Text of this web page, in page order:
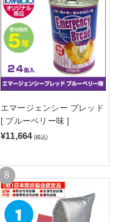
エマージェンシー ブレッド
[ ブルーベリー味 ]
¥11,664 (税込)